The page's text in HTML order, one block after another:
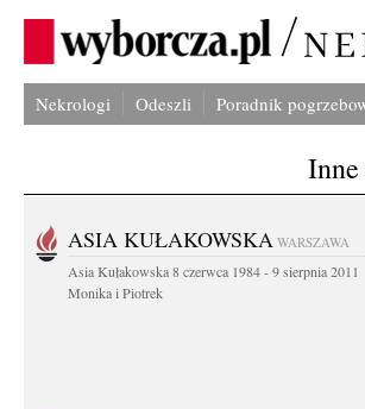
Nekrologi Odeszli Poradnik
ASIA KUŁAKOWSKA WARSZAWA
Asia Kułakowska 8 czerwca 1984 - 9 sierpnia 2011
Monika i Piotrek